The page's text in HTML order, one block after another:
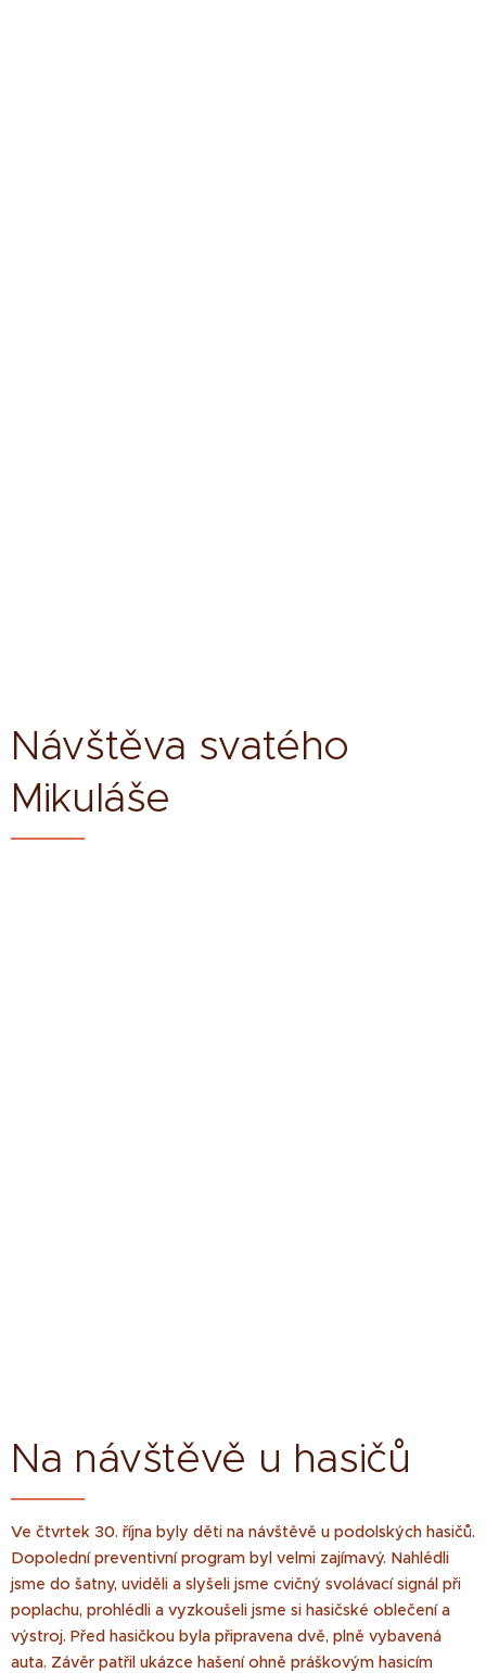
Návštěva svatého
Mikuláše
Na návštěvě u hasičů
Ve čtvrtek 30. října byly děti na návštěvě u podolských hasičů.
Dopolední preventivní program byl velmi zajímavý. Nahlédli
jsme do šatny, uviděli a slyšeli jsme cvičný svolávací signál při
poplachu, prohlédli a vyzkoušeli jsme si hasičské oblečení a
výstroj. Před hasičkou byla připravena dvě, plně vybavená
auta. Závěr patřil ukázce hašení ohně práškovým hasicím